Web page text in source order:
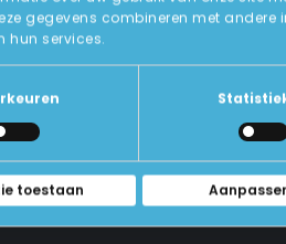
gegevens combineren met
hun services.
toestaan
Over Ons
U-Pas
Contact Met Ons